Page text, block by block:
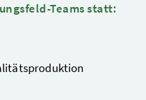
Teams statt: